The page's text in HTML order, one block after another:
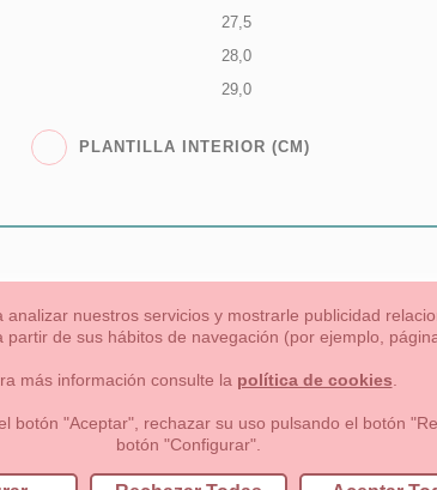
27,5
28,0
29,0
PLANTILLA INTERIOR (CM)
Niño Mamas & Papas NUEVA COLECCION
, política de devoluciones y reembolsos Privacidad
Villanueva de la Cañada Madrid (España)
nuestros servicios y mostrarle publicidad
partir de sus hábitos de navegación (por ejemplo,
más información consulte la política de cookies
botón "Aceptar", rechazar su uso pulsando el botón
botón "Configurar".